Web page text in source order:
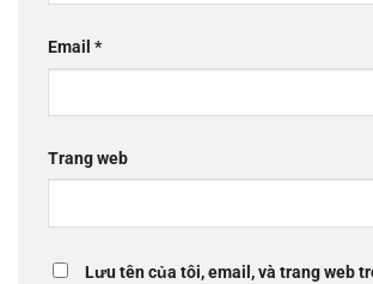
Email *
Trang web
Lưu tên của tôi, email, và trang web